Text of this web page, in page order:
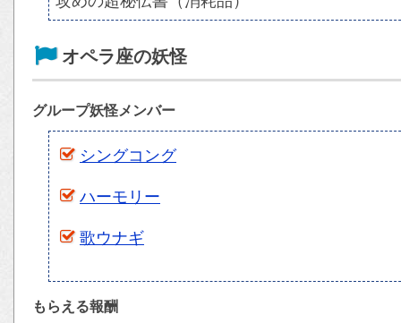
オペラ座の妖怪
グループ妖怪メンバー
シングコング
ハーモリー
歌ウナギ
もらえる報酬